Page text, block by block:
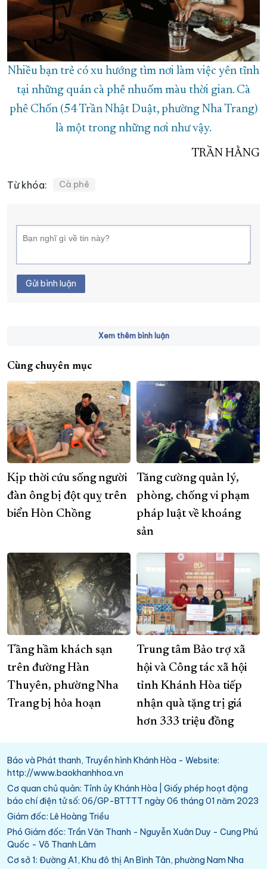
Nhiều bạn trẻ có xu hướng tìm nơi làm việc yên tĩnh
tại những quán cà phê nhuốm màu thời gian. Cà
phê Chốn (54 Trần Nhật Duật, phường Nha Trang)
là một trong những nơi như vậy.
TRẦN HẰNG
Từ khóa: Cà phê
Gửi bình luận
Xem thêm bình luận
Cùng chuyên mục
Kịp thời cứu sống người
đàn ông bị đột quỵ trên
biển Hòn Chồng
Tăng cường quản lý,
phòng, chống vi phạm
pháp luật về khoáng
sản
Tầng hầm khách sạn
trên đường Hàn
Thuyên, phường Nha
Trang bị hỏa hoạn
Trung tâm Bảo trợ xã
hội và Công tác xã hội
tỉnh Khánh Hòa tiếp
nhận quà tặng trị giá
hơn 333 triệu đồng
Báo và Phát thanh, Truyền hình Khánh Hòa - Website:
http://www.baokhanhhoa.vn
Cơ quan chủ quản: Tỉnh ủy Khánh Hòa | Giấy phép hoạt động
báo chí điện tử số: 06/GP-BTTTT ngày 06 tháng 01 năm 2023
Giám đốc: Lê Hoàng Triều
Phó Giám đốc: Trần Văn Thanh - Nguyễn Xuân Duy - Cung Phú
Quốc - Võ Thanh Lâm
Cơ sở 1: Đường A1, Khu đô thị An Bình Tân, phường Nam Nha